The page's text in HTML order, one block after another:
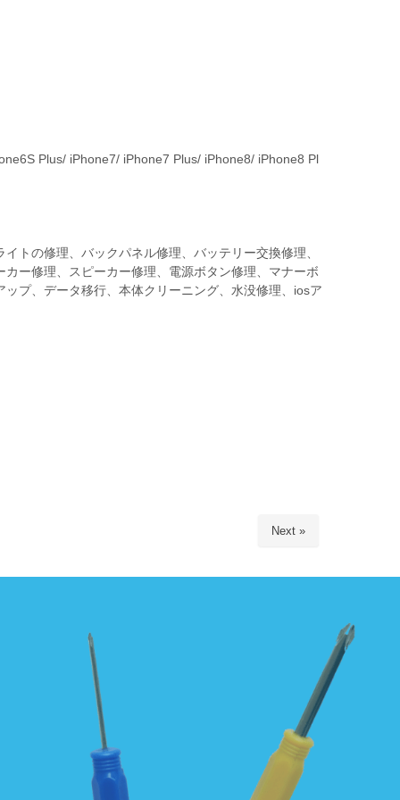
Plus/ iPhone7/ iPhone7 Plus/ iPhone8/ iPhone8 Pl
トの修理、バックパネル修理、バッテリー交換修理、
ー修理、スピーカー修理、電源ボタン修理、マナーボ
プ、データ移行、本体クリーニング、水没修理、iosア
Next »